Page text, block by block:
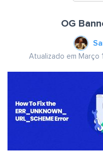
OG
Atualizado em Março